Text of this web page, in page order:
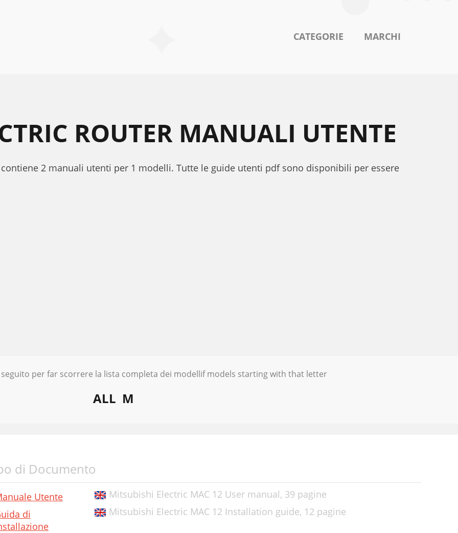
CATEGORIE MARCHI
ROUTER MANUALI UTENTE
2 manuali utenti per 1 modelli. Tutte le guide utenti pdf sono disponibili per essere
per far scorrere la lista completa dei modellif models starting with that letter
ALL M
di Documento
Utente Mitsubishi Electric MAC 12 User manual, 39 pagine
di
Mitsubishi Electric MAC 12 Installation guide, 12 pagine